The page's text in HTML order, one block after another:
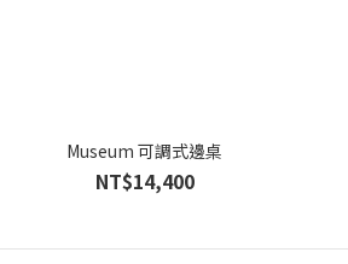
Museum 可調式邊桌
NT$14,400